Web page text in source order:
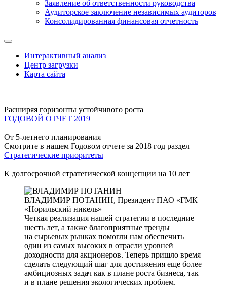
Заявление об ответственности руководства
Аудиторское заключение независимых аудиторов
Консолидированная финансовая отчетность
Интерактивный анализ
Центр загрузки
Карта сайта
Расширяя горизонты устойчивого роста
ГОДОВОЙ ОТЧЕТ 2019
От 5-летнего планирования
Смотрите в нашем Годовом отчете за 2018 год раздел
Стратегические приоритеты
К долгосрочной стратегической концепции на 10 лет
ВЛАДИМИР ПОТАНИН, Президент ПАО «ГМК
«Норильский никель»
Четкая реализация нашей стратегии в последние
шесть лет, а также благоприятные тренды
на сырьевых рынках помогли нам обеспечить
один из самых высоких в отрасли уровней
доходности для акционеров. Теперь пришло время
сделать следующий шаг для достижения еще более
амбициозных задач как в плане роста бизнеса, так
и в плане решения экологических проблем.